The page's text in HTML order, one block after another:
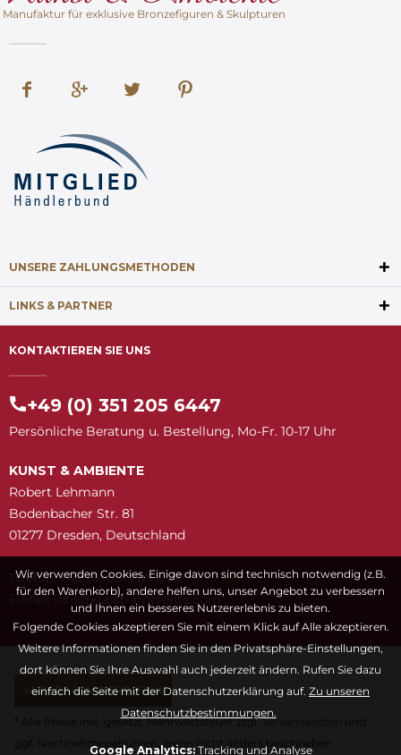
Manufaktur für exklusive Bronzefiguren & Skulpturen
UNSERE ZAHLUNGSMETHODEN
LINKS & PARTNER
KONTAKTIEREN SIE UNS
+49 (0) 351 205 6447
Persönliche Beratung u. Bestellung, Mo-Fr. 10-17 Uhr
KUNST & AMBIENTE
Robert Lehmann
Bodenbacher Str. 81
01277 Dresden, Deutschland
Telefon: +49 (0) 351 205 6447
E-Mail:
moc.etneibma-t
snuk@ofni
VERTRAG WIDERRUFEN
* Alle Preise inkl. gesetzl. Mehrwertsteuer zzgl.Versandkosten
und
ggf. Nachnahmegebühren, wenn nicht anders beschrieben
Wir verwenden Cookies. Einige davon sind technisch notwendig (z.B.
für den Warenkorb), andere helfen uns, unser Angebot zu verbessern
und Ihnen ein besseres Nutzererlebnis zu bieten.
Folgende Cookies akzeptieren Sie mit einem Klick auf Alle akzeptieren.
Weitere Informationen finden Sie in den Privatsphäre-Einstellungen,
dort können Sie Ihre Auswahl auch jederzeit ändern. Rufen Sie dazu
einfach die Seite mit der Datenschutzerklärung auf. Zu unseren
Datenschutzbestimmungen.
Google Analytics:Tracking und Analyse